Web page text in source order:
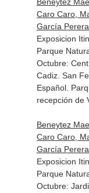
Caro Caro,
García
Exposicion
Parque
Octubre:
Cadiz. San
Español.
recepción de
Beneytez
Caro Caro,
García
Exposicion
Parque
Octubre: